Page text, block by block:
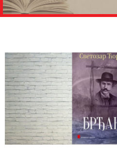
КАТЕГОРИЈЕ
ОТРГНУТО ОД
ЗАБОРАВА
АУТОРИ
АКТУЕЛНОСТИ
ЦЕНОВНИК
ПИСМО